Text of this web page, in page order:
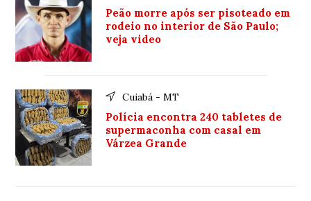
Peão morre após ser pisoteado em
rodeio no interior de São Paulo;
veja video
Cuiabá - MT
Polícia encontra 240 tabletes de
supermaconha com casal em
Várzea Grande